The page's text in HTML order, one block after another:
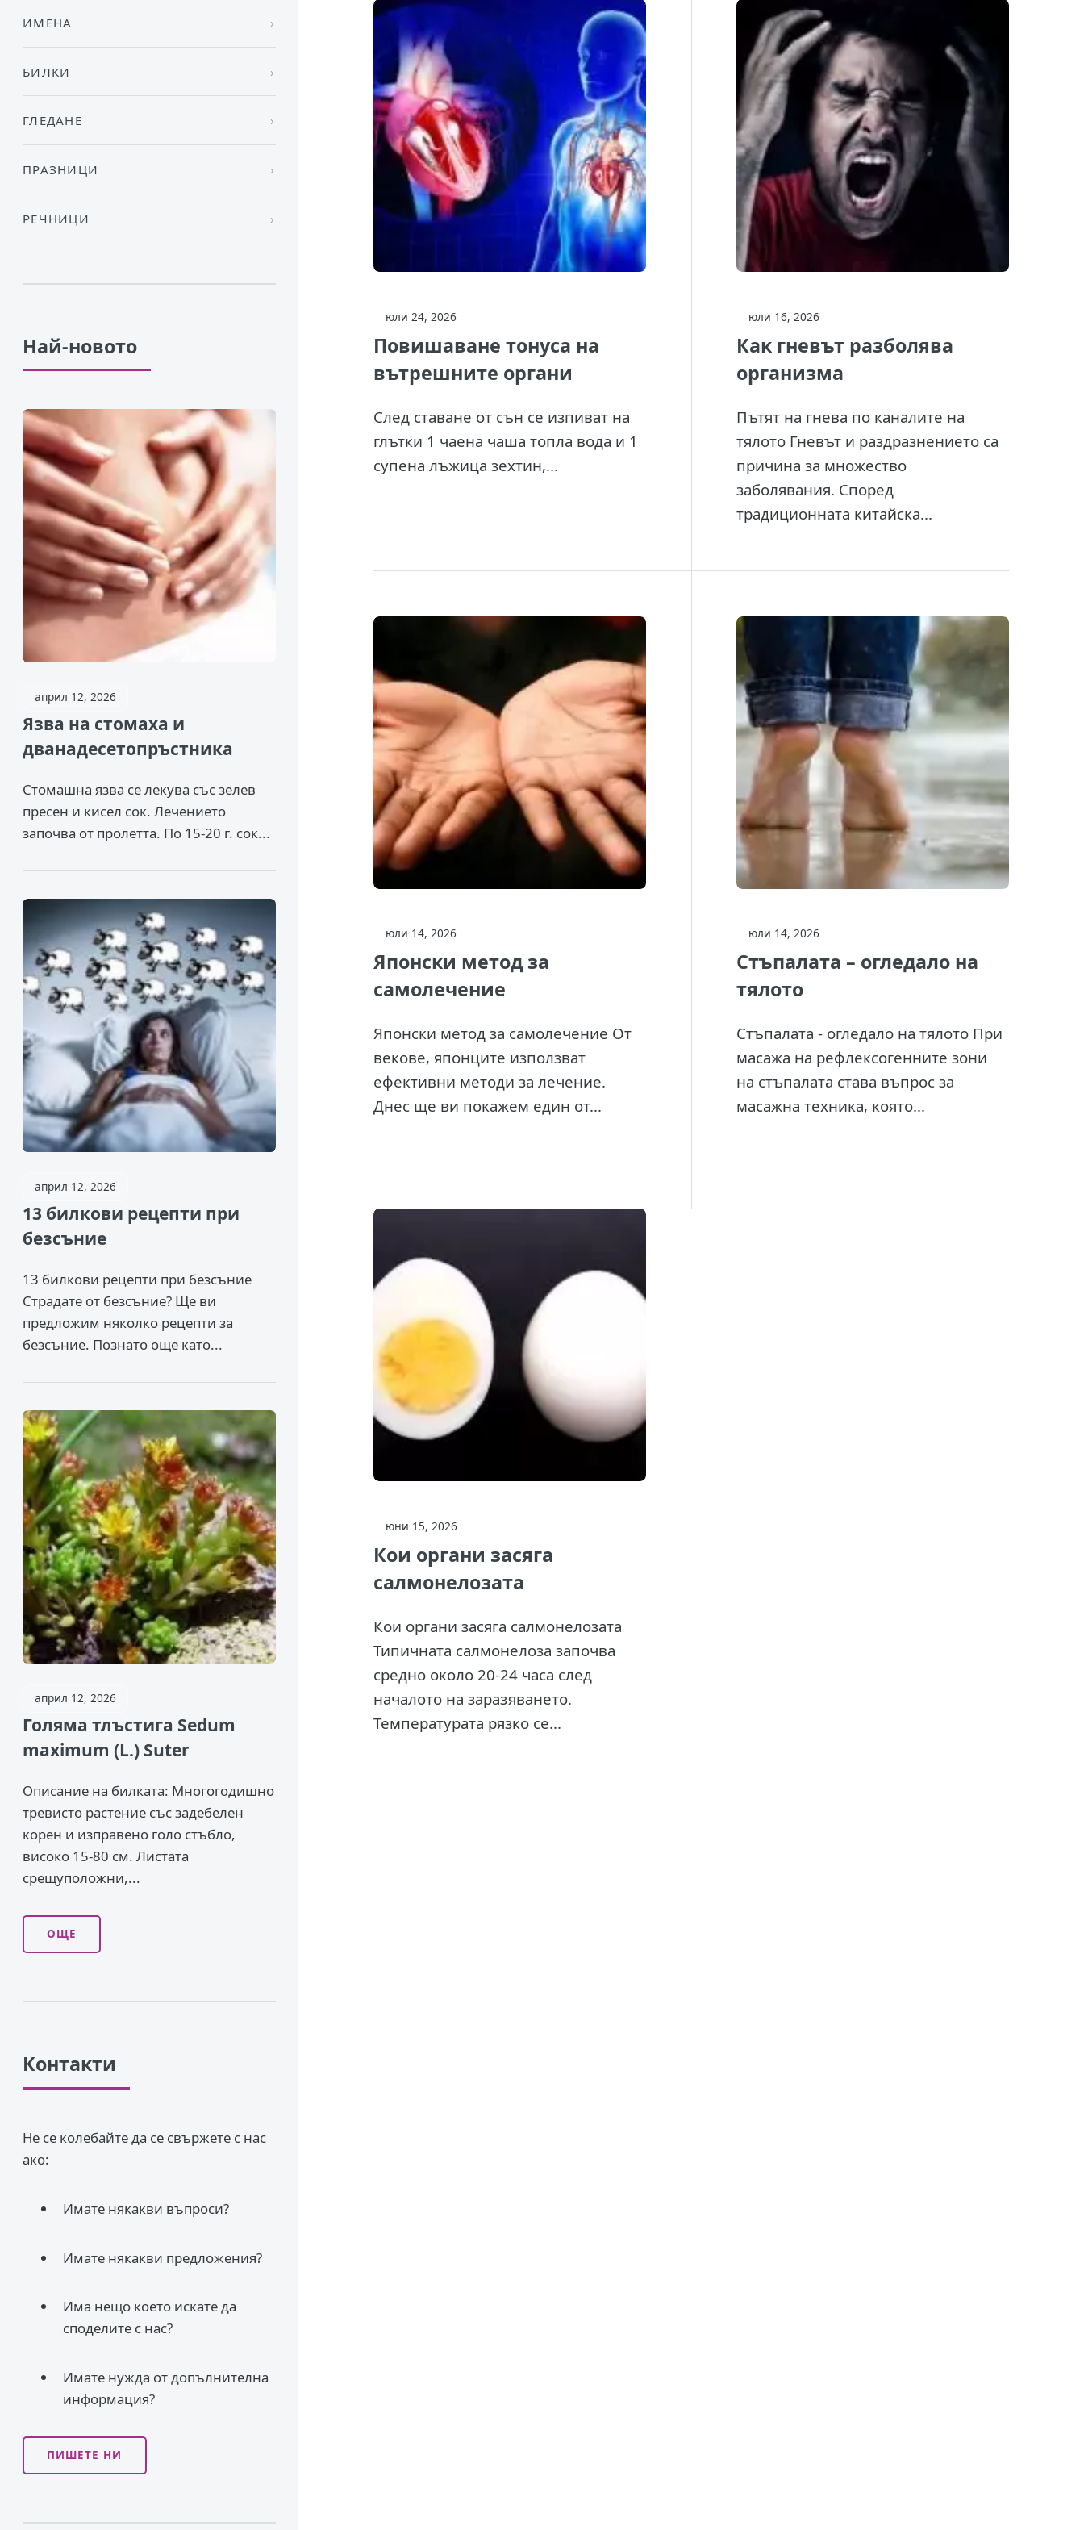
юли 24, 2026
Повишаване тонуса на
вътрешните органи
След ставане от сън се изпиват на
глътки 1 чаена чаша топла вода и 1
супена лъжица зехтин,...
юли 16, 2026
Как гневът разболява
организма
Пътят на гнева по каналите на
тялото Гневът и раздразнението са
причина за множество
заболявания. Според
традиционната китайска...
юли 14, 2026
Японски метод за
самолечение
Японски метод за самолечение От
векове, японците използват
ефективни методи за лечение.
Днес ще ви покажем един от...
юли 14, 2026
Стъпалата – огледало на
тялото
Стъпалата - огледало на тялото При
масажа на рефлексогенните зони
на стъпалата става въпрос за
масажна техника, която...
юни 15, 2026
Кои органи засяга
салмонелозата
Кои органи засяга салмонелозата
Типичната салмонелоза започва
средно около 20-24 часа след
началото на заразяването.
Температурата рязко се...
ИМЕНА
БИЛКИ
ГЛЕДАНЕ
ПРАЗНИЦИ
РЕЧНИЦИ
Най-новото
април 12, 2026
Язва на стомаха и
дванадесетопръстника
Стомашна язва се лекува със зелев
пресен и кисел сок. Лечението
започва от пролетта. По 15-20 г. сок...
април 12, 2026
13 билкови рецепти при
безсъние
13 билкови рецепти при безсъние
Страдате от безсъние? Ще ви
предложим няколко рецепти за
безсъние. Познато още като...
април 12, 2026
Голяма тлъстига Sedum
maximum (L.) Suter
Описание на билката: Многогодишно
тревисто растение със задебелен
корен и изправено го­ло стъбло,
високо 15-80 см. Листата
срещуположни,...
ОЩЕ
Контакти
Не се колебайте да се свържете с нас
ако:
Имате някакви въпроси?
Имате някакви предложения?
Има нещо което искате да
споделите с нас?
Имате нужда от допълнителна
информация?
ПИШЕТЕ НИ